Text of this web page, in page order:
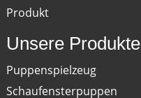
Produkt
Unsere Produkte
Puppenspielzeug
Schaufensterpuppen